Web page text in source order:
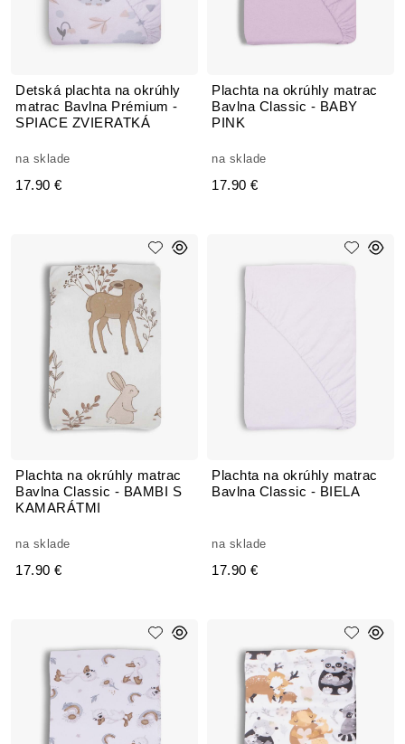
Detská plachta na okrúhly
matrac Bavlna Prémium -
SPIACE ZVIERATKÁ
na sklade
17.90 €
Plachta na okrúhly matrac
Bavlna Classic - BABY
PINK
na sklade
17.90 €
Plachta na okrúhly matrac
Bavlna Classic - BAMBI S
KAMARÁTMI
na sklade
17.90 €
Plachta na okrúhly matrac
Bavlna Classic - BIELA
na sklade
17.90 €